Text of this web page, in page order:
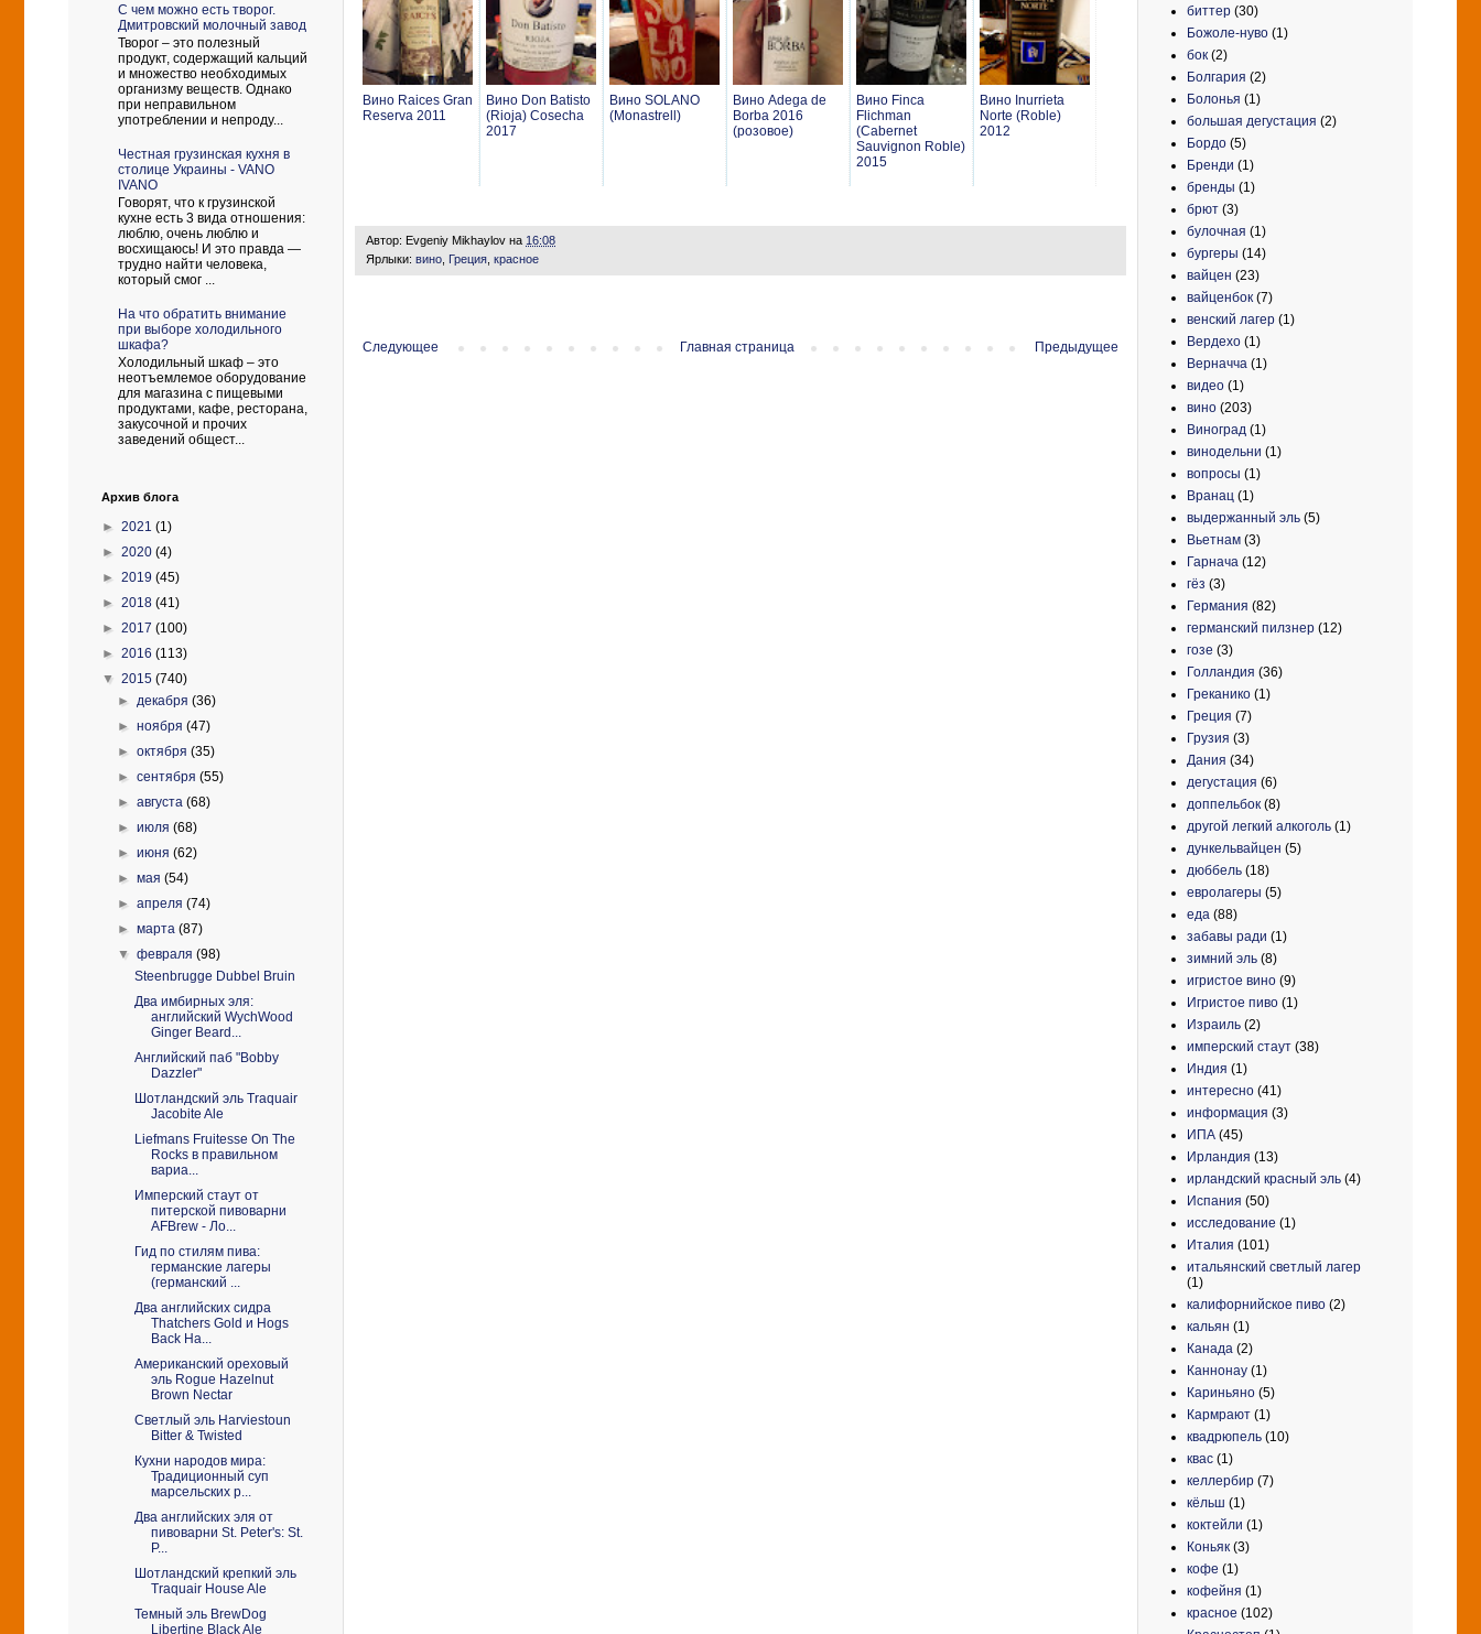
Вино Raices Gran
Reserva 2011
Вино Don Batisto
(Rioja) Cosecha
2017
Вино SOLANO
(Monastrell)
Вино Adega de
Borba 2016
(розовое)
Вино Finca
Flichman
(Cabernet
Sauvignon Roble)
2015
Вино Inurrieta
Norte (Roble)
2012
Автор: Evgeniy Mikhaylov на 16:08
Ярлыки: вино Греция красное
Следующее Предыдущее
Главная страница
С чем можно есть творог.
Дмитровский молочный завод
Творог – это полезный
продукт, содержащий кальций
и множество необходимых
организму веществ. Однако
при неправильном
употреблении и непроду...
Честная грузинская кухня в
столице Украины - VANO
IVANO
Говорят, что к грузинской
кухне есть 3 вида отношения:
люблю, очень люблю и
восхищаюсь! И это правда —
трудно найти человека,
который смог ...
На что обратить внимание
при выборе холодильного
шкафа?
Холодильный шкаф – это
неотъемлемое оборудование
для магазина с пищевыми
продуктами, кафе, ресторана,
закусочной и прочих
заведений общест...
Архив блога
► 2021 (1)
► 2020 (4)
► 2019 (45)
► 2018 (41)
► 2017 (100)
► 2016 (113)
▼ 2015 (740)
► декабря(36)
►ноября(47)
►октября(35)
►сентября(55)
►августа(68)
►июля(68)
►июня(62)
►мая(54)
►апреля(74)
►марта(87)
▼февраля(98)
Steenbrugge Dubbel Bruin
Два имбирных эля:
английский WychWood
Ginger Beard...
Английский паб "Bobby
Dazzler"
Шотландский эль Traquair
Jacobite Ale
Liefmans Fruitesse On The
Rocks в правильном
вариа...
Имперский стаут от
питерской пивоварни
AFBrew - Ло...
Гид по стилям пива:
германские лагеры
(германский ...
Два английских сидра
Thatchers Gold и Hogs
Back Ha...
Американский ореховый
эль Rogue Hazelnut
Brown Nectar
Светлый эль Harviestoun
Bitter & Twisted
Кухни народов мира:
Традиционный суп
марсельских р...
Два английских эля от
пивоварни St. Peter's: St.
P...
Шотландский крепкий эль
Traquair House Ale
Темный эль BrewDog
Libertine Black Ale
биттер (30)
Божоле-нуво (1)
бок (2)
Болгария (2)
Болонья (1)
большая дегустация (2)
Бордо (5)
Бренди (1)
бренды (1)
брют (3)
булочная (1)
бургеры (14)
вайцен (23)
вайценбок (7)
венский лагер (1)
Вердехо (1)
Верначча (1)
видео (1)
вино (203)
Виноград (1)
винодельни (1)
вопросы (1)
Вранац (1)
выдержанный эль (5)
Вьетнам (3)
Гарнача (12)
гёз (3)
Германия (82)
германский пилзнер (12)
гозе (3)
Голландия (36)
Греканико (1)
Греция (7)
Грузия (3)
Дания (34)
дегустация (6)
доппельбок (8)
другой легкий алкоголь (1)
дункельвайцен (5)
дюббель (18)
евролагеры (5)
еда (88)
забавы ради (1)
зимний эль (8)
игристое вино (9)
Игристое пиво (1)
Израиль (2)
имперский стаут (38)
Индия (1)
интересно (41)
информация (3)
ИПА (45)
Ирландия (13)
ирландский красный эль (4)
Испания (50)
исследование (1)
Италия (101)
итальянский светлый лагер
(1)
калифорнийское пиво (2)
кальян (1)
Канада (2)
Каннонау (1)
Кариньяно (5)
Кармрают (1)
квадрюпель (10)
квас (1)
келлербир (7)
кёльш (1)
коктейли (1)
Коньяк (3)
кофе (1)
кофейня (1)
красное (102)